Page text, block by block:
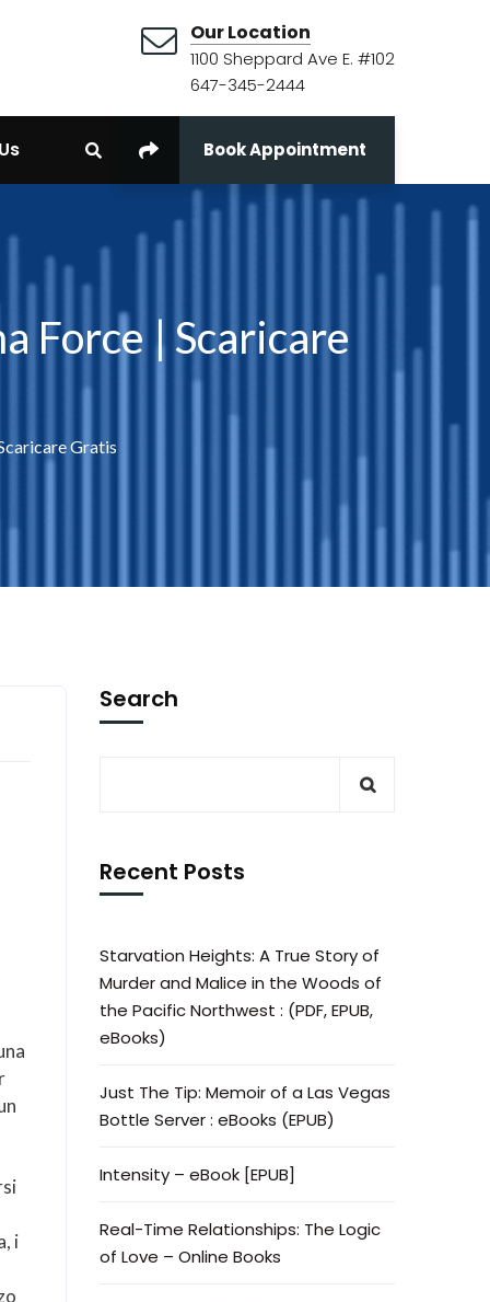
Our Location
1100 Sheppard Ave E. #102
647-345-2444
Book Appointment
Force | Scaricare
Gratis
i
Search
Recent Posts
Starvation Heights: A True Story of
Murder and Malice in the Woods of
the Pacific Northwest : (PDF, EPUB,
eBooks)
Just The Tip: Memoir of a Las Vegas
Bottle Server : eBooks (EPUB)
Intensity – eBook [EPUB]
Real-Time Relationships: The Logic
of Love – Online Books